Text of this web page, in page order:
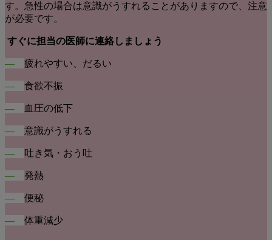
す。急性の場合は意識がうすれることがありますので、注意
が必要です。
すぐに担当の医師に連絡しましょう
― 疲れやすい、だるい
― 食欲不振
― 血圧の低下
― 意識がうすれる
― 吐き気・おう吐
― 発熱
― 便秘
― 体重減少